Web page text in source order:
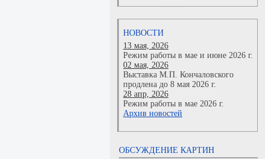
НОВОСТИ
13 мая, 2026
Режим работы в мае и июне 2026 г.
02 мая, 2026
Выставка М.П. Кончаловского
продлена до 8 мая 2026 г.
28 апр, 2026
Режим работы в мае 2026 г.
Архив новостей
ОБСУЖДЕНИЕ КАРТИН